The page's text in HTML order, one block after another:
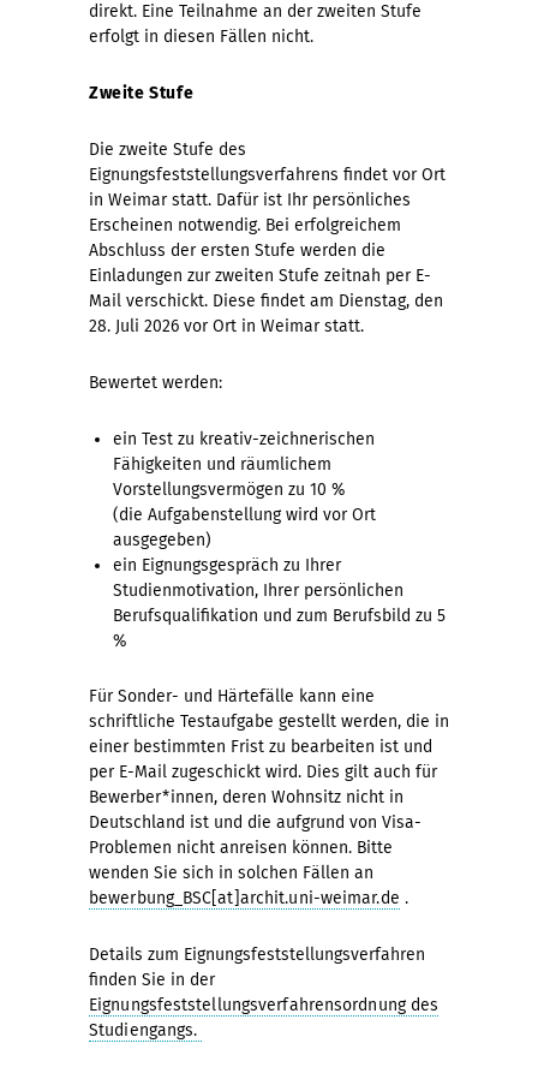
direkt. Eine Teilnahme an der zweiten Stufe
erfolgt in diesen Fällen nicht.
Zweite Stufe
Die zweite Stufe des
Eignungsfeststellungsverfahrens findet vor Ort
in Weimar statt. Dafür ist Ihr persönliches
Erscheinen notwendig. Bei erfolgreichem
Abschluss der ersten Stufe werden die
Einladungen zur zweiten Stufe zeitnah per E-
Mail verschickt. Diese findet am Dienstag, den
28. Juli 2026 vor Ort in Weimar statt.
Bewertet werden:
ein Test zu kreativ-zeichnerischen
Fähigkeiten und räumlichem
Vorstellungsvermögen zu 10 %
(die Aufgabenstellung wird vor Ort
ausgegeben)
ein Eignungsgespräch zu Ihrer
Studienmotivation, Ihrer persönlichen
Berufsqualifikation und zum Berufsbild zu 5
%
Für Sonder- und Härtefälle kann eine
schriftliche Testaufgabe gestellt werden, die in
einer bestimmten Frist zu bearbeiten ist und
per E-Mail zugeschickt wird. Dies gilt auch für
Bewerber*innen, deren Wohnsitz nicht in
Deutschland ist und die aufgrund von Visa-
Problemen nicht anreisen können. Bitte
wenden Sie sich in solchen Fällen an
bewerbung_BSC[at]archit.uni-weimar.de .
Details zum Eignungsfeststellungsverfahren
finden Sie in der
Eignungsfeststellungsverfahrensordnung des
Studiengangs.